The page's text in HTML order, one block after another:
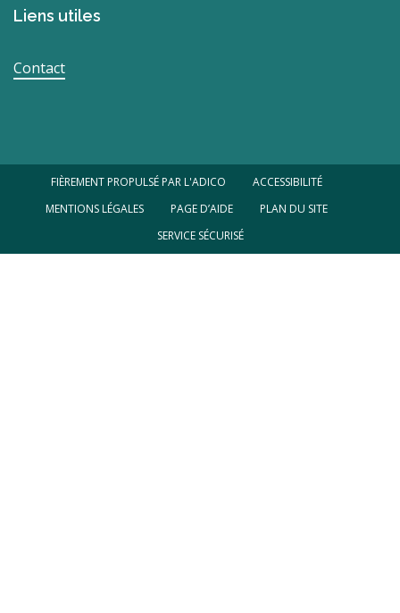
Liens utiles
Contact
FIÈREMENT PROPULSÉ PAR L'ADICO
ACCESSIBILITÉ
MENTIONS LÉGALES
PAGE D’AIDE
PLAN DU SITE
SERVICE SÉCURISÉ